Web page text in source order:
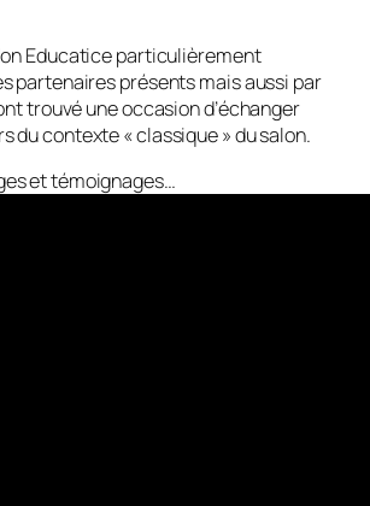
Educatice particulièrement
partenaires présents mais aussi par
trouvé une occasion d’échanger
du contexte « classique » du salon.
et témoignages…